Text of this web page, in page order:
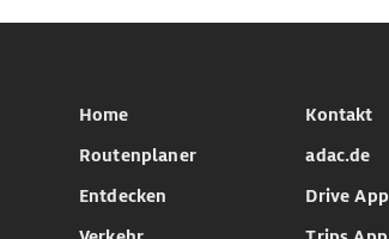
Home
Routenplaner
Entdecken
Kontakt
adac.de
Drive App